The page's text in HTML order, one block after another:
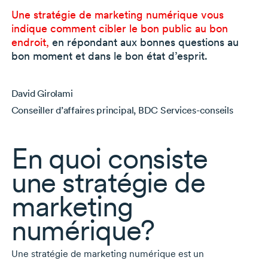
Une stratégie de marketing numérique vous
indique comment cibler le bon public au bon
endroit, en répondant aux bonnes questions au
bon moment et dans le bon état d’esprit.
David Girolami
Conseiller d’affaires principal, BDC Services-conseils
En quoi consiste
une stratégie de
marketing
numérique?
Une stratégie de marketing numérique est un